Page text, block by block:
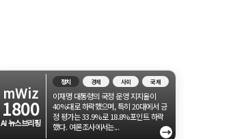
mWiz
1800
AI 뉴스브리핑
정치 경제 사회 국제
이재명 대통령의 국정 운영 지지율이
40%대로 하락했으며, 특히 20대에서 긍
정 평가는 33.9%로 18.8%포인트 하락
했다. 여론조사에서는...
→